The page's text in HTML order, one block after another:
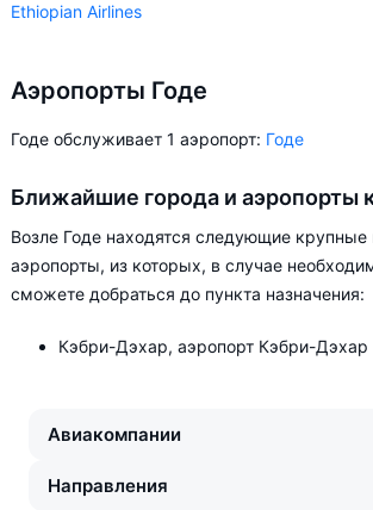
Ethiopian Airlines
Аэропорты Годе
Годе обслуживает 1 аэропорт: Годе
Ближайшие города и аэропорты
Возле Годе находятся следующие крупные
аэропорты, из которых, в случае
сможете добраться до пункта назначения:
Авиакомпании
Направления